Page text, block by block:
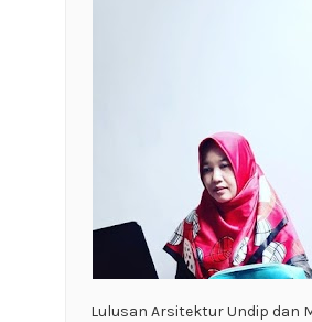
Lulusan Arsitektur Undip dan